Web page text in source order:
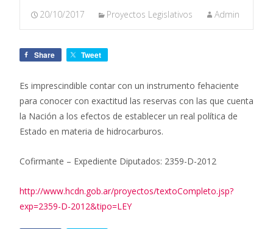
20/10/2017 Proyectos Legislativos Admin
Share Tweet
Es imprescindible contar con un instrumento fehaciente
para conocer con exactitud las reservas con las que cuenta
la Nación a los efectos de establecer un real política de
Estado en materia de hidrocarburos.
Cofirmante – Expediente Diputados: 2359-D-2012
http://www.hcdn.gob.ar/proyectos/textoCompleto.jsp?
exp=2359-D-2012&tipo=LEY